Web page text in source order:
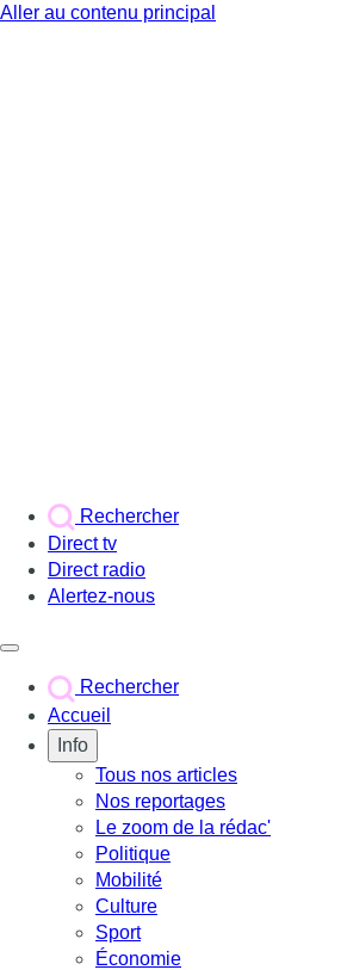
Aller au contenu principal
Rechercher
Direct tv
Direct radio
Alertez-nous
Rechercher
Accueil
Info
Tous nos articles
Nos reportages
Le zoom de la rédac'
Politique
Mobilité
Culture
Sport
Économie